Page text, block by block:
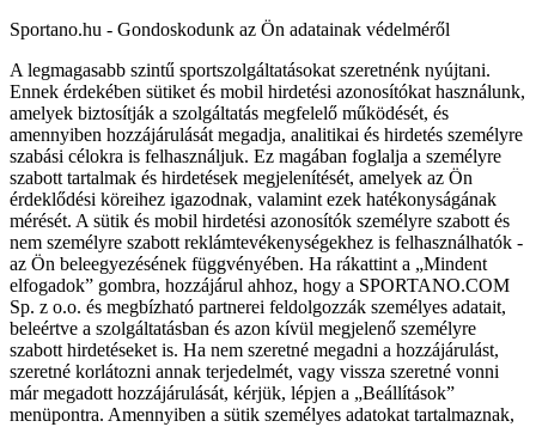
Sportano.hu - Gondoskodunk az Ön adatainak védelméről
A legmagasabb szintű sportszolgáltatásokat szeretnénk nyújtani.
Ennek érdekében sütiket és mobil hirdetési azonosítókat használunk,
amelyek biztosítják a szolgáltatás megfelelő működését, és
amennyiben hozzájárulását megadja, analitikai és hirdetés személyre
szabási célokra is felhasználjuk. Ez magában foglalja a személyre
szabott tartalmak és hirdetések megjelenítését, amelyek az Ön
érdeklődési köreihez igazodnak, valamint ezek hatékonyságának
mérését. A sütik és mobil hirdetési azonosítók személyre szabott és
nem személyre szabott reklámtevékenységekhez is felhasználhatók -
az Ön beleegyezésének függvényében. Ha rákattint a „Mindent
elfogadok” gombra, hozzájárul ahhoz, hogy a SPORTANO.COM
Sp. z o.o. és megbízható partnerei feldolgozzák személyes adatait,
beleértve a szolgáltatásban és azon kívül megjelenő személyre
szabott hirdetéseket is. Ha nem szeretné megadni a hozzájárulást,
szeretné korlátozni annak terjedelmét, vagy vissza szeretné vonni
már megadott hozzájárulását, kérjük, lépjen a „Beállítások”
menüpontra. Amennyiben a sütik személyes adatokat tartalmaznak,